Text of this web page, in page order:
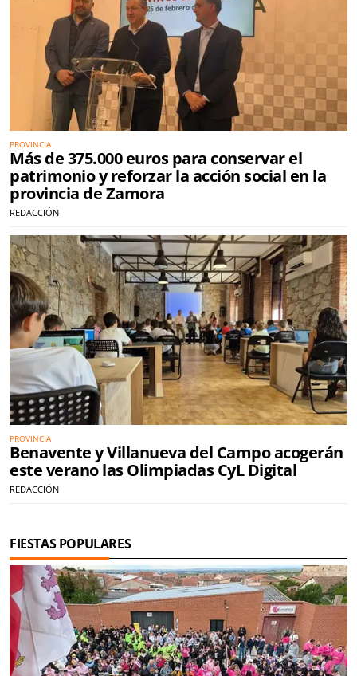
PROVINCIA
Más de 375.000 euros para conservar el
patrimonio y reforzar la acción social en la
provincia de Zamora
REDACCIÓN
PROVINCIA
Benavente y Villanueva del Campo acogerán
este verano las Olimpiadas CyL Digital
REDACCIÓN
FIESTAS POPULARES